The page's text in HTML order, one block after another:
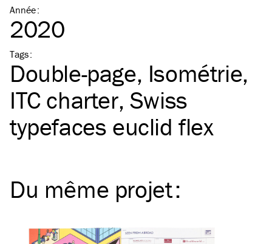
Année:
2020
Tags:
Double-page Isométrie
ITCcharter Swiss
typefaces euclid flex
Du même projet: